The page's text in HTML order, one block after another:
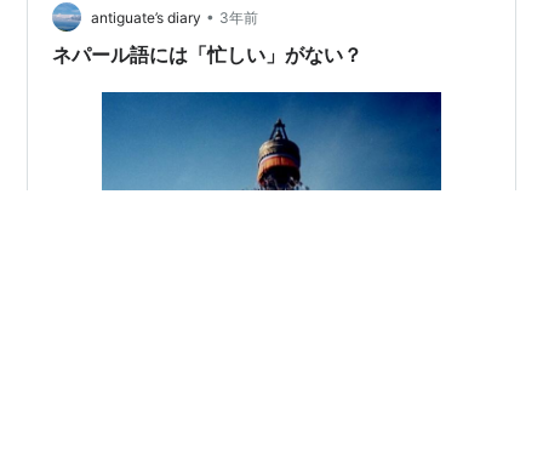
の中に盛り込んだ長編フィクション。2001年6月1日ネパ
ールの首都カトマンズの王宮で…
antiguate’s diary • 3年前
ネパール語には「忙しい」がない？